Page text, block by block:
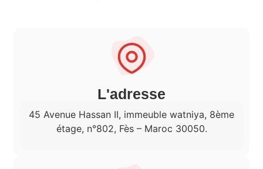
L'adresse
45 Avenue Hassan II, immeuble watniya, 8ème
étage, n°802, Fès – Maroc 30050.